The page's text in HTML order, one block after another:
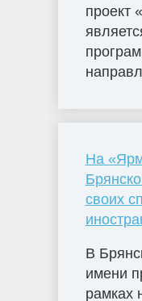
проект
На
своих
В
имени
рамках